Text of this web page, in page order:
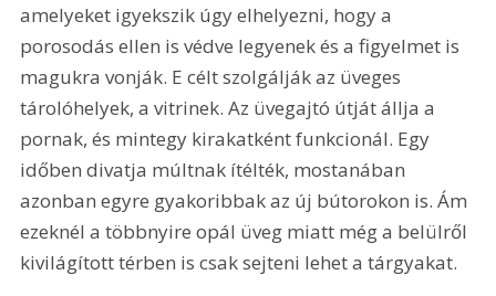
amelyeket igyekszik úgy elhelyezni, hogy a
porosodás ellen is védve legyenek és a figyelmet is
magukra vonják. E célt szolgálják az üveges
tárolóhelyek, a vitrinek. Az üvegajtó útját állja a
pornak, és mintegy kirakatként funkcionál. Egy
időben divatja múltnak ítélték, mostanában
azonban egyre gyakoribbak az új bútorokon is. Ám
ezeknél a többnyire opál üveg miatt még a belülről
kivilágított térben is csak sejteni lehet a tárgyakat.